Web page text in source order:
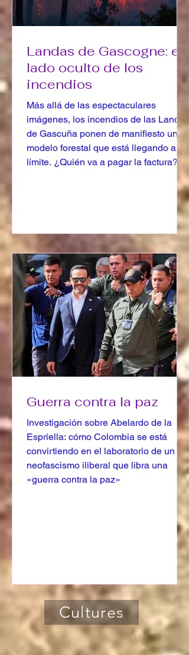
Landas de Gascogne: el
lado oculto de los
incendios
Más allá de las espectaculares
imágenes, los incendios de las Landas
de Gascuña ponen de manifiesto un
modelo forestal que está llegando al
límite. ¿Quién va a pagar la factura?
Guerra contra la paz
Investigación sobre Abelardo de la
Espriella: cómo Colombia se está
convirtiendo en el laboratorio de un
neofascismo iliberal que libra una
«guerra contra la paz»
Cultures